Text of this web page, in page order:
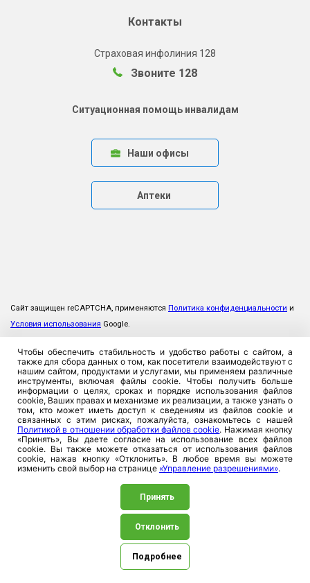
Контакты
Страховая инфолиния 128
Звоните 128
Ситуационная помощь инвалидам
Наши офисы
Аптеки
Сайт защищен reCAPTCHA, применяются Политика конфиденциальности и
Условия использования Google.
©2026. ЗАСО «Промтрансинвест», 220026, Республика
Беларусь, г. Минск, ул. Плеханова, 8. УНП 100357923
Чтобы обеспечить стабильность и удобство работы с сайтом, а
также для сбора данных о том, как посетители взаимодействуют с
нашим сайтом, продуктами и услугами, мы применяем различные
инструменты, включая файлы cookie. Чтобы получить больше
информации о целях, сроках и порядке использования файлов
cookie, Ваших правах и механизме их реализации, а также узнать о
том, кто может иметь доступ к сведениям из файлов cookie и
связанных с этим рисках, пожалуйста, ознакомьтесь с нашей
Политикой в отношении обработки файлов cookie. Нажимая кнопку
«Принять», Вы даете согласие на использование всех файлов
cookie. Вы также можете отказаться от использования файлов
cookie, нажав кнопку «Отклонить». В любое время вы можете
изменить свой выбор на странице «Управление разрешениями».
Принять
Отклонить
Подробнее